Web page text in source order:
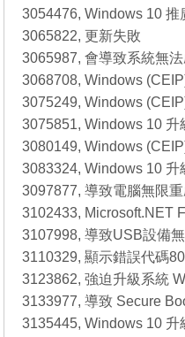
3054476, Windows 10 推
3065822, 更新失敗
3065987, 會導致系統無
3068708, Windows
3075249, Windows
3075851, Windows 10 升
3080149, Windows
3083324, Windows 10 升
3097877, 導致電腦無限
3102433, Microsoft.NET
3107998, 導致USB設備
3110329, 顯示錯誤代碼
3123862, 強迫升級系統
3133977, 導致 Secure
3135445, Windows 10 升